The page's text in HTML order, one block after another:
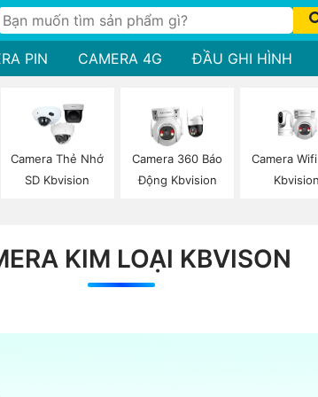
PIN CAMERA 4G ĐẦU GHI HÌNH
Camera Thẻ Nhớ
SD Kbvision
Camera 360 Báo
Động Kbvision
Camera
Kbvision
KIM LOẠI KBVISON